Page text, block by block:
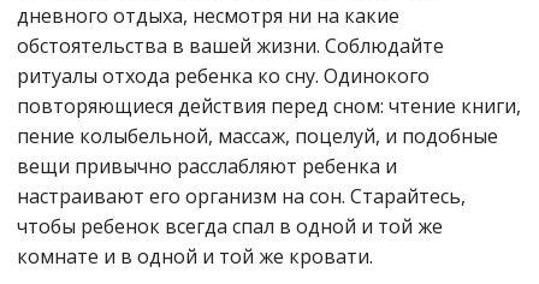
дневного отдыха, несмотря ни на какие
обстоятельства в вашей жизни. Соблюдайте
ритуалы отхода ребенка ко сну. Одинокого
повторяющиеся действия перед сном: чтение книги,
пение колыбельной, массаж, поцелуй, и подобные
вещи привычно расслабляют ребенка и
настраивают его организм на сон. Старайтесь,
чтобы ребенок всегда спал в одной и той же
комнате и в одной и той же кровати.